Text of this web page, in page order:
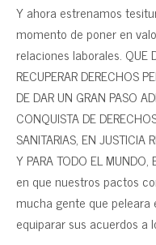
Y ahora estrenamos
momento de poner en
relaciones laborales. QUE
RECUPERAR DERECHOS
DE DAR UN GRAN PASO
CONQUISTA DE
SANITARIAS, EN JUSTICIA
Y PARA TODO EL
en que nuestros pactos
mucha gente que
equiparar sus acuerdos a